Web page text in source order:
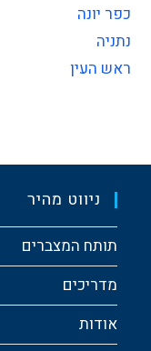
כפר יונה
נתניה
ראש העין
ניווט מהיר
תותח המצברים
מדריכים
אודות